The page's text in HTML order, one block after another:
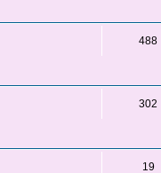
488
302
19